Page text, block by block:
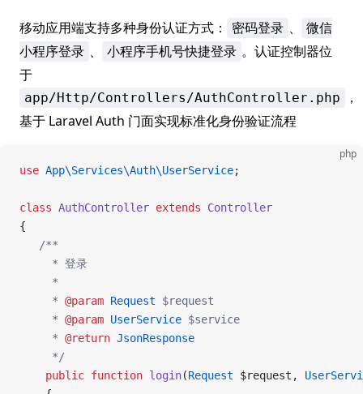
移动应用端支持多种身份认证方式： 密码登录 、
微信
小程序登录 、 小程序手机号快捷登录 。认证控制器位
于
app/Http/Controllers/AuthController.php
，
基于 Laravel Auth 门面实现标准化身份验证流程
php
use App\Services\Auth\UserService;
class AuthController extends Controller
{
   /**
     * 登录
     *
     *
@param Request $request
     *
@param UserService $service
     *
@return JsonResponse
     */
    public
function login(Request $request,